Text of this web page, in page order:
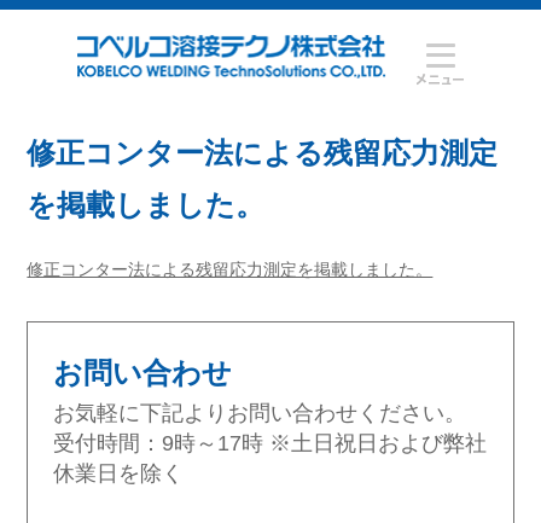
修正コンター法による残留応力測定
を掲載しました。
修正コンター法による残留応力測定を掲載しました。
お問い合わせ
お気軽に下記よりお問い合わせください。
受付時間：9時～17時 ※土日祝日および弊社
休業日を除く